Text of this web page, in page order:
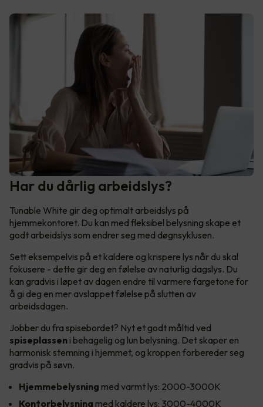
Har du dårlig arbeidslys?
Tunable White gir deg optimalt arbeidslys på
hjemmekontoret. Du kan med fleksibel belysning skape et
godt arbeidslys som endrer seg med døgnsyklusen.
Sett eksempelvis på et kaldere og krispere lys når du skal
fokusere - dette gir deg en følelse av naturlig dagslys. Du
kan gradvis i løpet av dagen endre til varmere fargetone for
å gi deg en mer avslappet følelse på slutten av
arbeidsdagen.
Jobber du fra spisebordet? Nyt et godt måltid ved
spiseplassen i behagelig og lun belysning. Det skaper en
harmonisk stemning i hjemmet, og kroppen forbereder seg
gradvis på søvn.
Hjemmebelysning med varmt lys: 2000-3000K
Kontorbelysning med kaldere lys: 3000-4000K